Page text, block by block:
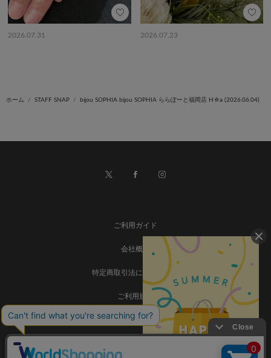
2026.07.31 2026.07.23
ホーム STAFF SNAP bijou SOPHIA bijou SOPHIA ららぽーと福岡店 H☆a (2026.06.04)
ご利用ガイド
会社概要
特定商取引法に基づく表記
ご利用規約
個人情報保護方針